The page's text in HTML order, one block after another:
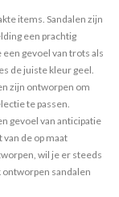
items. Sandalen zijn
een prachtig
gevoel van trots als
de juiste kleur geel.
zijn ontworpen om
te passen.
gevoel van anticipatie
de op maat
wil je er steeds
sandalen